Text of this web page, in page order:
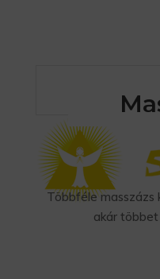
Többféle masszázs
akár többet